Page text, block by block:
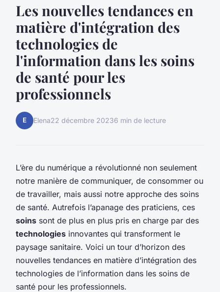
Les nouvelles tendances en
matière d'intégration des
technologies de
l'information dans les soins
de santé pour les
professionnels
E Elena22 décembre 20236 min de lecture
L’ère du numérique a révolutionné non seulement
notre manière de communiquer, de consommer ou
de travailler, mais aussi notre approche des soins
de santé. Autrefois l’apanage des praticiens, ces
soins sont de plus en plus pris en charge par des
technologies innovantes qui transforment le
paysage sanitaire. Voici un tour d’horizon des
nouvelles tendances en matière d’intégration des
technologies de l’information dans les soins de
santé pour les professionnels.